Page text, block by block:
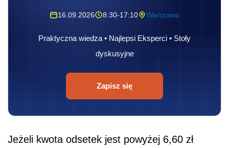
16.09.2026 8:30-17:10 Warszawa
Praktyczna wiedza • Najlepsi Eksperci • Stoły
dyskusyjne
Zapisz się
Jeżeli kwota odsetek jest powyżej 6,60 zł